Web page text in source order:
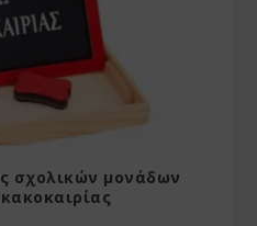
σχολικών μονάδων